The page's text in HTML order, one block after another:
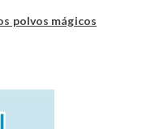
polvos mágicos